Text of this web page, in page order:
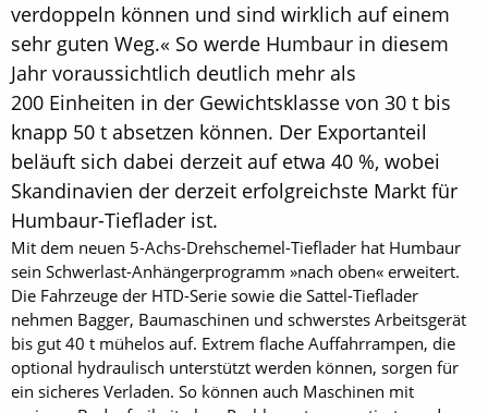
verdoppeln können und sind wirklich auf einem
sehr guten Weg.« So werde Humbaur in diesem
Jahr voraussichtlich deutlich mehr als
200 Einheiten in der Gewichtsklasse von 30 t bis
knapp 50 t absetzen können. Der Exportanteil
beläuft sich dabei derzeit auf etwa 40 %, wobei
Skandinavien der derzeit erfolgreichste Markt für
Humbaur-Tieflader ist.
Mit dem neuen 5-Achs-Drehschemel-Tieflader hat Humbaur
sein Schwerlast-Anhängerprogramm »nach oben« erweitert.
Die Fahrzeuge der HTD-Serie sowie die Sattel-Tieflader
nehmen Bagger, Baumaschinen und schwerstes Arbeitsgerät
bis gut 40 t mühelos auf. Extrem flache Auffahrrampen, die
optional hydraulisch unterstützt werden können, sorgen für
ein sicheres Verladen. So können auch Maschinen mit